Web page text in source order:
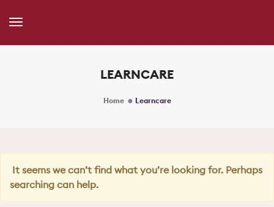
Toggle
LEARNCARE
Home Learncare
It seems we can’t find what you’re looking for. Perhaps
searching can help.